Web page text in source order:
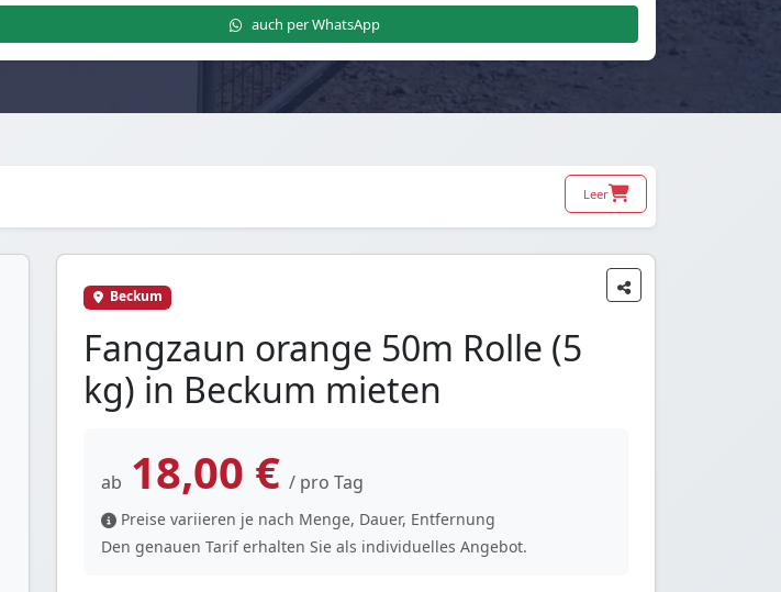
auch per WhatsApp
Leer
Beckum
Fangzaun orange 50m Rolle (5
kg) in Beckum mieten
ab 18,00 € / pro Tag
Preise variieren je nach Menge, Dauer, Entfernung
Den genauen Tarif erhalten Sie als individuelles Angebot.